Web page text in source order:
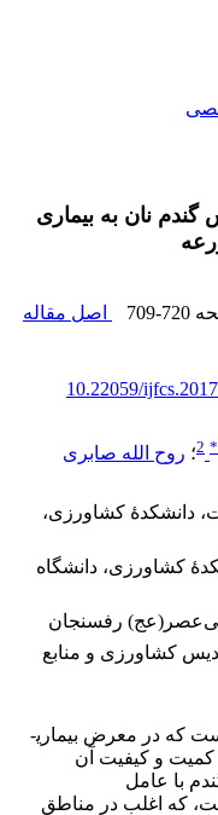
گندم نان به بیماری
709-720
اصل مقاله
10.22059/
*
2؛ روح الله صابری
دانشکدۀ کشاورزی،
کشاورزی، دانشگاه
رفسنجان
کشاورزی و منابع
گندم نان یکی از منابع غذایی با ارزشی است که در معرض بیماری­
و کیفیت آن
که اغلب در مناطق